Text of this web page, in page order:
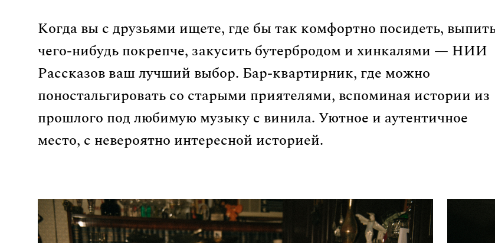
Когда вы с друзьями ищете, где бы так комфортно посидеть,
чего-нибудь покрепче, закусить бутербродом и хинкалями — НИИ
Рассказов ваш лучший выбор. Бар-квартирник, где можно
поностальгировать со старыми приятелями, вспоминая истории из
прошлого под любимую музыку с винила. Уютное и аутентичное
место, с невероятно интересной историей.